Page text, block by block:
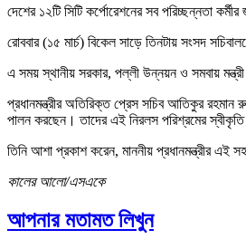
দেশের ১২টি সিটি কর্পোরেশনের সব পরিচ্ছন্নতা
রোববার (১৫ মার্চ) বিকেল সাড়ে তিনটায় সংসদ
এ সময় স্থানীয় সরকার, পল্লী উন্নয়ন ও সমবায়
প্রধানমন্ত্রীর অতিরিক্ত প্রেস সচিব আতিকুর রহমান
পালন করছেন। তাদের এই নিরলস পরিশ্রমের
তিনি আশা প্রকাশ করেন, মাননীয় প্রধানমন্ত্রীর এই
কালের আলো/এসএকে
আপনার মতামত লিখুন